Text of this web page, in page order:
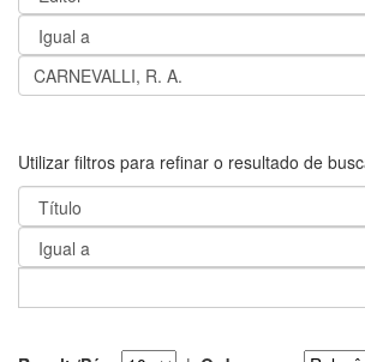
Utilizar filtros para refinar o resultado de